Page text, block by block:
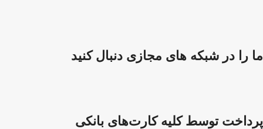
ما را در شبکه های مجازی دنبال کنید
پرداخت توسط کلیه کارت‌های بانکی